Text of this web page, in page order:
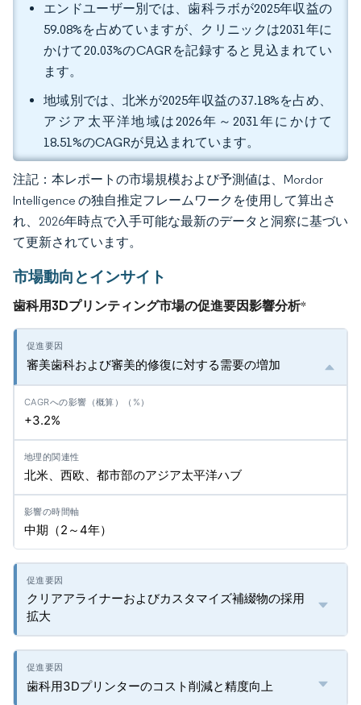
エンドユーザー別では、歯科ラボが2025年収益の
59.08%を占めていますが、クリニックは2031年に
かけて20.03%のCAGRを記録すると見込まれてい
ます。
地域別では、北米が2025年収益の37.18%を占め、
アジア太平洋地域は2026年～2031年にかけて
18.51%のCAGRが見込まれています。
注記：本レポートの市場規模および予測値は、Mordor
Intelligence の独自推定フレームワークを使用して算出さ
れ、2026年時点で入手可能な最新のデータと洞察に基づい
て更新されています。
市場動向とインサイト
歯科用3Dプリンティング市場の促進要因影響分析*
審美歯科および審美的修復に対する需要の増加
+3.2%
北米、西欧、都市部のアジア太平洋ハブ
中期（2～4年）
クリアアライナーおよびカスタマイズ補綴物の採用
拡大
歯科用3Dプリンターのコスト削減と精度向上